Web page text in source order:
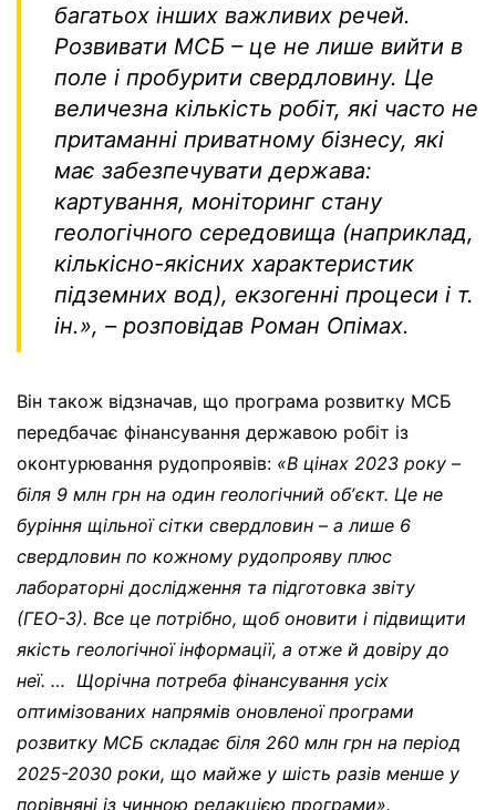
багатьох інших важливих речей.
Розвивати МСБ – це не лише вийти в
поле і пробурити свердловину. Це
величезна кількість робіт, які часто не
притаманні приватному бізнесу, які
має забезпечувати держава:
картування, моніторинг стану
геологічного середовища (наприклад,
кількісно-якісних характеристик
підземних вод), екзогенні процеси і т.
ін.», – розповідав Роман Опімах.
Він також відзначав, що програма розвитку МСБ
передбачає фінансування державою робіт із
оконтурювання рудопроявів: «В цінах 2023 року –
біля 9 млн грн на один геологічний обʼєкт. Це не
буріння щільної сітки свердловин – а лише 6
свердловин по кожному рудопрояву плюс
лабораторні дослідження та підготовка звіту
(ГЕО-3). Все це потрібно, щоб оновити і підвищити
якість геологічної інформації, а отже й довіру до
неї. … Щорічна потреба фінансування усіх
оптимізованих напрямів оновленої програми
розвитку МСБ складає біля 260 млн грн на період
2025-2030 роки, що майже у шість разів менше у
порівняні із чинною редакцією програми».